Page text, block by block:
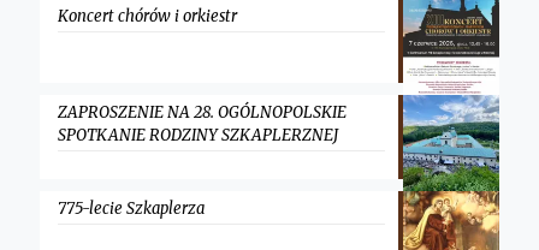
Koncert chórów i orkiestr
ZAPROSZENIE NA 28. OGÓLNOPOLSKIE
SPOTKANIE RODZINY SZKAPLERZNEJ
775-lecie Szkaplerza